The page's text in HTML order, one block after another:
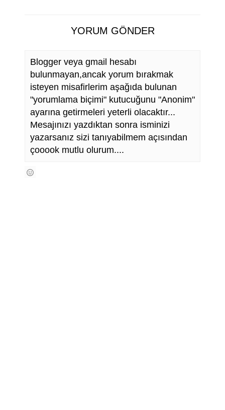
YORUM GÖNDER
Blogger veya gmail hesabı
bulunmayan,ancak yorum bırakmak
isteyen misafirlerim aşağıda bulunan
"yorumlama biçimi" kutucuğunu "Anonim"
ayarına getirmeleri yeterli olacaktır...
Mesajınızı yazdıktan sonra isminizi
yazarsanız sizi tanıyabilmem açısından
çooook mutlu olurum....